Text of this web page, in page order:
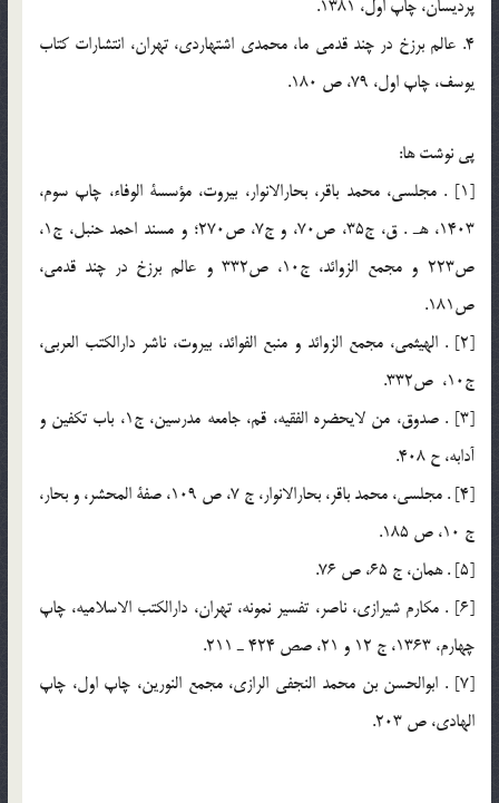
پرديسان، چاپ اول، 1381.
4. عالم برزخ در چند قدمي ما، محمدي اشتهاردي، تهران، انتشارات كتاب
يوسف، چاپ اول، 79، ص 180.
پي نوشت ها:
[1] . مجلسي، محمد باقر، بحارالانوار، بيروت، مؤسسة الوفاء، چاپ سوم،
1403، هـ . ق، ج35، ص70، و ج7، ص270؛ و مسند احمد حنبل، ج1،
ص223 و مجمع الزوائد، ج10، ص332 و عالم برزخ در چند قدمي،
ص181.
[2] . الهيثمي، مجمع الزوائد و منبع الفوائد، بيروت، ناشر دارالكتب العربي،
ج10، ص332.
[3] . صدوق، من لايحضره الفقيه، قم، جامعه مدرسين، ج1، باب تكفين و
آدابه، ح 408.
[4] . مجلسي، محمد باقر، بحارالانوار، ج 7، ص 109، صفة المحشر، و بحار،
ج 10، ص 185.
[5] . همان، ج 65، ص 76.
[6] . مكارم شيرازي، ناصر، تفسير نمونه، تهران، دارالكتب الاسلاميه، چاپ
چهارم، 1363، ج 12 و 21، صص 424 ـ 211.
[7] . ابوالحسن بن محمد النجفي الرازي، مجمع النورين، چاپ اول، چاپ
الهادي، ص 203.